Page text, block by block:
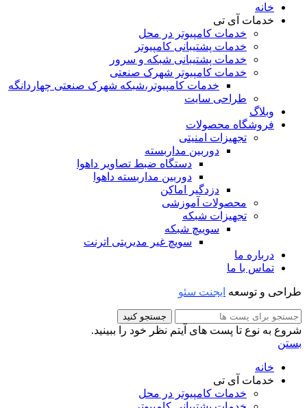
خانه
خدمات آی تی
خدمات کامپیوتر در محل
خدمات پشتیبانی کامپیوتر
خدمات پشتیبانی شبکه و سرور
خدمات کامپیوتر شهرک صنعتی
خدمات کامپیوتر،شبکه شهرک صنعتی چهاردانگه
طراحی سایت
وبلاگ
فروشگاه محصولات
تجهیزات امنیتی
دوربین مداربسته
دستگاه ضبط تصاویر داهوا
دوربین مداربسته داهوا
دزدگیر اماکن
محصولات آموزشی
تجهیزات شبکه
سوییچ شبکه
سویچ غیر مدیریتی اترنت
درباره ما
تماس با ما
طراحی و توسعه ایجنت سئو
جستجو کنید
شروع به نوع تا پست های آیتم نظر خود را ببینید.
بستن
خانه
خدمات آی تی
خدمات کامپیوتر در محل